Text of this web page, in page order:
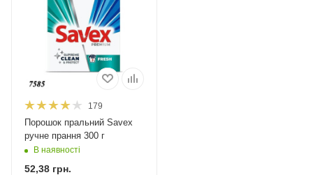
179
Порошок пральний Savex
ручне прання 300 г
В наявності
52,38 грн.